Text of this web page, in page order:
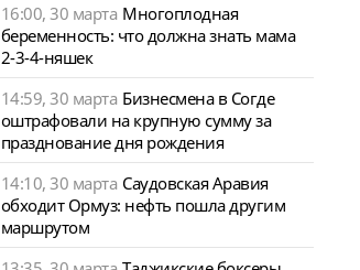
16:00, 30 марта Многоплодная
беременность: что должна знать мама
2-3-4-няшек
14:59, 30 марта Бизнесмена в Согде
оштрафовали на крупную сумму за
празднование дня рождения
14:10, 30 марта Саудовская Аравия
обходит Ормуз: нефть пошла другим
маршрутом